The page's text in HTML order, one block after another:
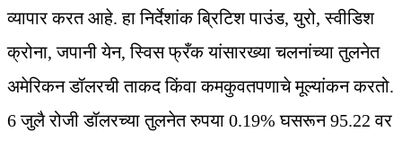
व्यापार करत आहे. हा निर्देशांक ब्रिटिश पाउंड, युरो, स्वीडिश
क्रोना, जपानी येन, स्विस फ्रँक यांसारख्या चलनांच्या तुलनेत
अमेरिकन डॉलरची ताकद किंवा कमकुवतपणाचे मूल्यांकन करतो.
6 जुलै रोजी डॉलरच्या तुलनेत रुपया 0.19% घसरून 95.22 वर